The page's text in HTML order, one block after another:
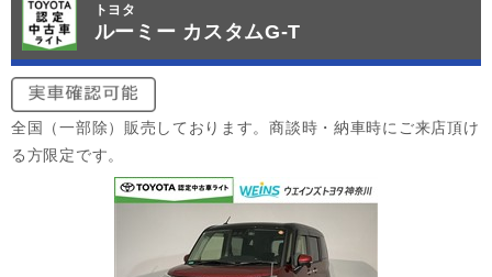
トヨタ
ルーミー カスタムG-T
全国（一部除）販売しております。商談時・納車時にご来店頂け
る方限定です。